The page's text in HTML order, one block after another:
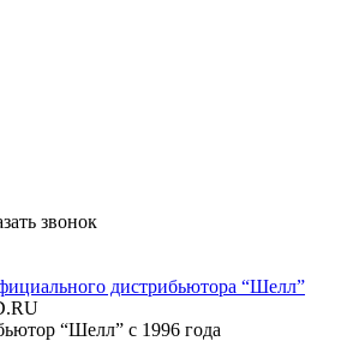
звонок
“Шелл” с 1996 года